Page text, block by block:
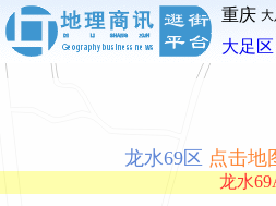
龙水69区 点击地
龙水
重庆 大
大足区